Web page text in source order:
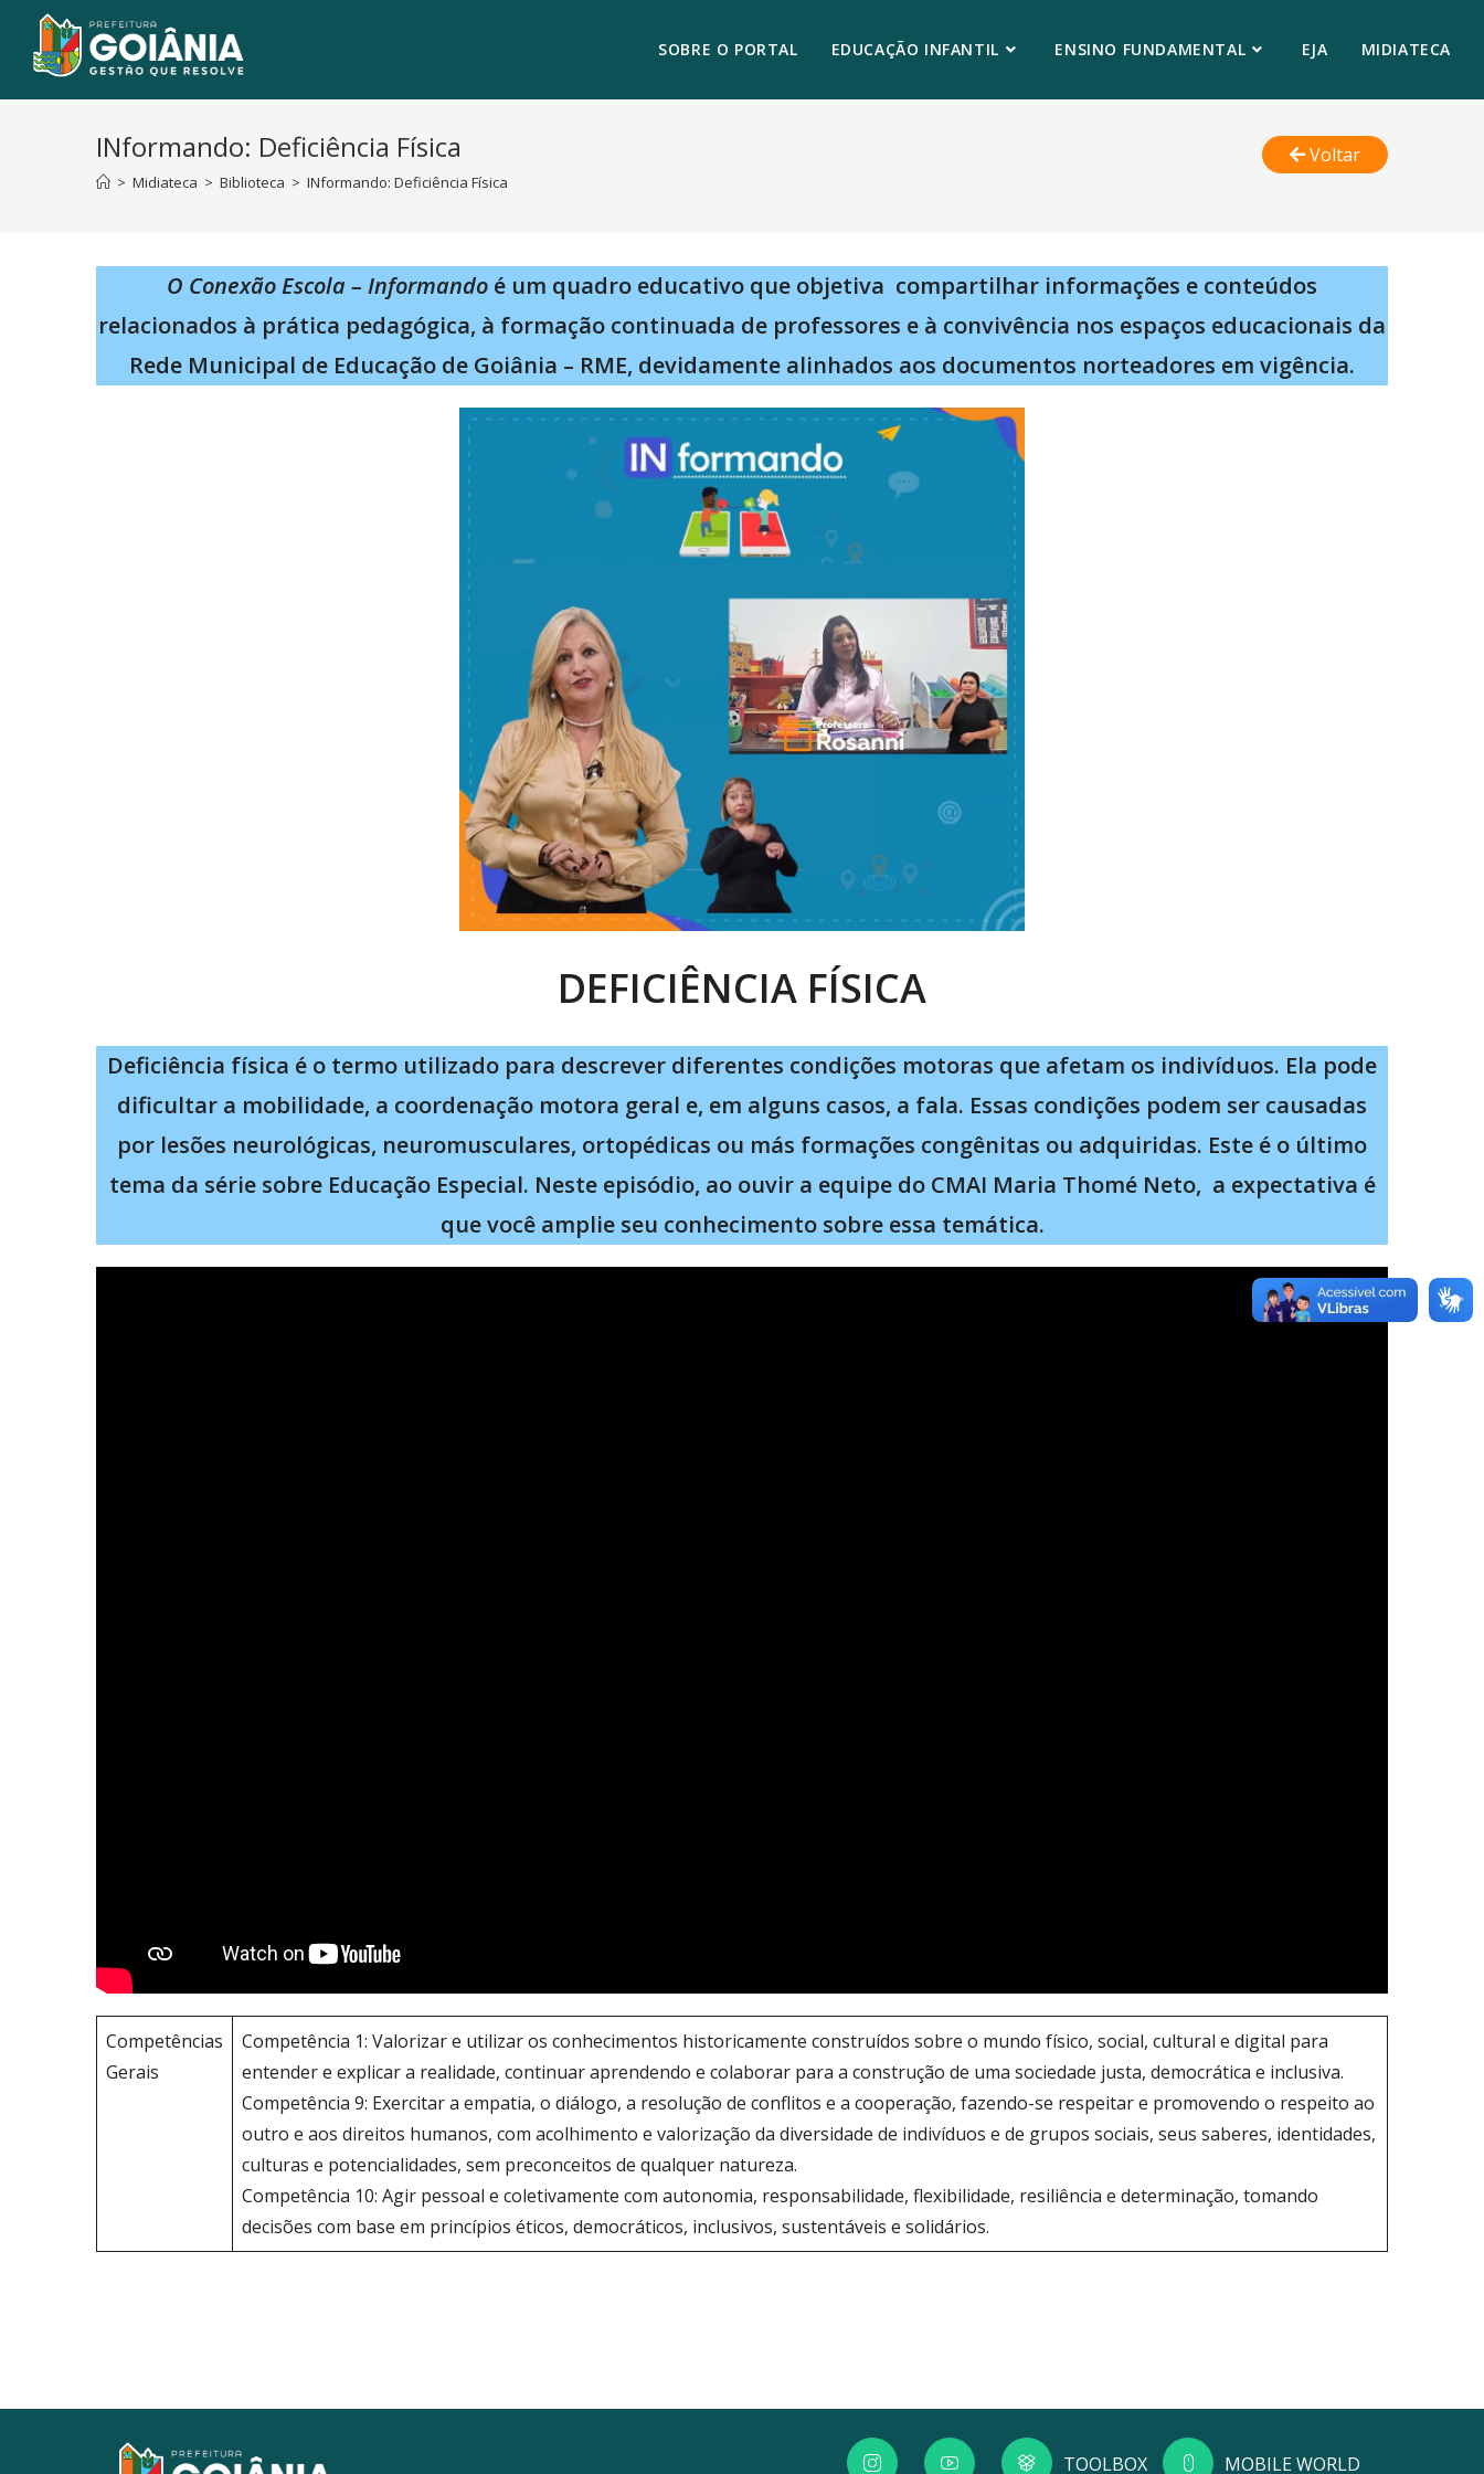
SOBRE O PORTAL EDUCAÇÃO INFANTIL ENSINO FUNDAMENTAL EJA MIDIATECA
INformando: Deficiência Física
> Midiateca > Biblioteca > INformando: Deficiência Física
Voltar
O Conexão Escola – Informando é um quadro educativo que objetiva compartilhar informações e conteúdos
relacionados à prática pedagógica, à formação continuada de professores e à convivência nos espaços educacionais da
Rede Municipal de Educação de Goiânia – RME, devidamente alinhados aos documentos norteadores em vigência.
DEFICIÊNCIA FÍSICA
Deficiência física é o termo utilizado para descrever diferentes condições motoras que afetam os indivíduos. Ela pode
dificultar a mobilidade, a coordenação motora geral e, em alguns casos, a fala. Essas condições podem ser causadas
por lesões neurológicas, neuromusculares, ortopédicas ou más formações congênitas ou adquiridas. Este é o último
tema da série sobre Educação Especial. Neste episódio, ao ouvir a equipe do CMAI Maria Thomé Neto, a expectativa é
que você amplie seu conhecimento sobre essa temática.
Competências
Gerais
Competência 1: Valorizar e utilizar os conhecimentos historicamente construídos sobre o mundo físico, social, cultural e digital para
entender e explicar a realidade, continuar aprendendo e colaborar para a construção de uma sociedade justa, democrática e inclusiva.
Competência 9: Exercitar a empatia, o diálogo, a resolução de conflitos e a cooperação, fazendo-se respeitar e promovendo o respeito ao
outro e aos direitos humanos, com acolhimento e valorização da diversidade de indivíduos e de grupos sociais, seus saberes, identidades,
culturas e potencialidades, sem preconceitos de qualquer natureza.
Competência 10: Agir pessoal e coletivamente com autonomia, responsabilidade, flexibilidade, resiliência e determinação, tomando
decisões com base em princípios éticos, democráticos, inclusivos, sustentáveis e solidários.
TOOLBOX MOBILE WORLD